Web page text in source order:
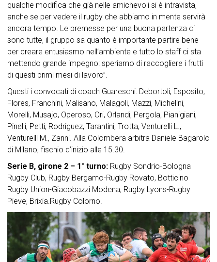
qualche modifica che già nelle amichevoli si è intravista,
anche se per vedere il rugby che abbiamo in mente servirà
ancora tempo. Le premesse per una buona partenza ci
sono tutte, il gruppo sa quanto è importante partire bene
per creare entusiasmo nell’ambiente e tutto lo staff ci sta
mettendo grande impegno: speriamo di raccogliere i frutti
di questi primi mesi di lavoro”.
Questi i convocati di coach Guareschi: Debortoli, Esposito,
Flores, Franchini, Malisano, Malagoli, Mazzi, Michelini,
Morelli, Musajo, Operoso, Ori, Orlandi, Pergola, Pianigiani,
Pinelli, Petti, Rodriguez, Tarantini, Trotta, Venturelli L.,
Venturelli M., Zanni. Alla Colombera arbitra Daniele Bagarolo
di Milano, fischio d’inizio alle 15.30.
Serie B, girone 2 – 1° turno: Rugby Sondrio-Bologna
Rugby Club, Rugby Bergamo-Rugby Rovato, Botticino
Rugby Union-Giacobazzi Modena, Rugby Lyons-Rugby
Pieve, Brixia.Rugby Colorno.